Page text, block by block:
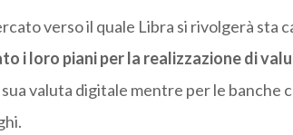
verso il quale Libra si rivolgerà sta
i loro piani per la realizzazione di
valuta digitale mentre per le banche